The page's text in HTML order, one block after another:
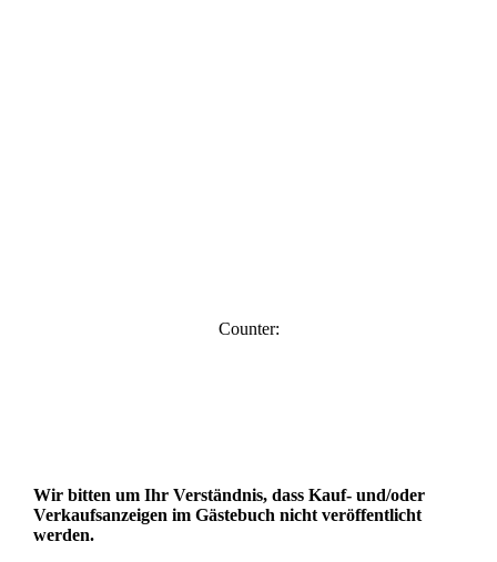
Counter:
Wir bitten um Ihr Verständnis, dass Kauf- und/oder
Verkaufsanzeigen im Gästebuch nicht veröffentlicht
werden.